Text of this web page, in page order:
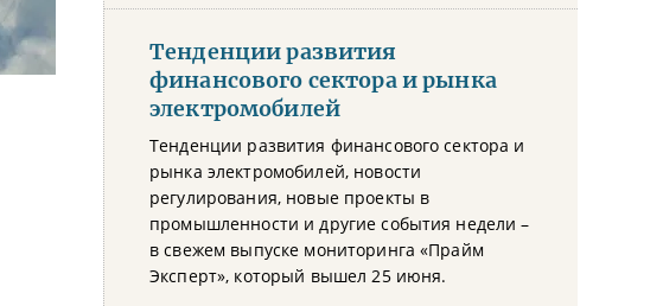
Тенденции развития
финансового сектора и рынка
электромобилей
Тенденции развития финансового сектора и
рынка электромобилей, новости
регулирования, новые проекты в
промышленности и другие события недели –
в свежем выпуске мониторинга «Прайм
Эксперт», который вышел 25 июня.